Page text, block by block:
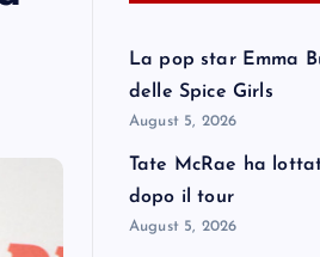
La pop star Emma
delle Spice Girls
August 5, 2026
Tate McRae ha
dopo il tour
August 5, 2026